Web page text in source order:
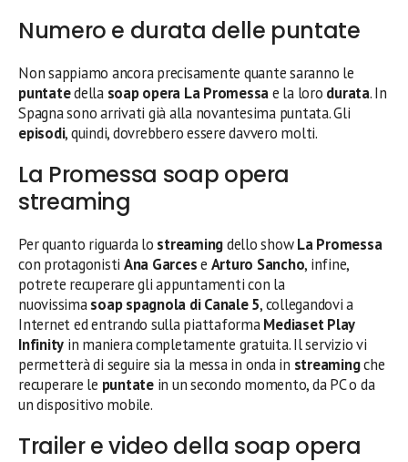
Numero e durata delle puntate
Non sappiamo ancora precisamente quante saranno le
puntatedella soap opera La Promessae la loro durata. In
Spagna sono arrivati già alla novantesima puntata. Gli
episodi, quindi, dovrebbero essere davvero molti.
La Promessa soap opera
streaming
Per quanto riguarda lo streamingdello showLa Promessa
con protagonisti Ana Garcese Arturo Sancho, infine,
potrete recuperare gli appuntamenti con la
nuovissimasoap spagnola di Canale 5, collegandovi a
Internet ed entrando sulla piattaformaMediaset Play
Infinity in maniera completamente gratuita. Il servizio vi
permetterà di seguire sia la messa in onda in streamingche
recuperare le puntatein un secondo momento, da PC o da
un dispositivo mobile.
Trailer e video della soap opera